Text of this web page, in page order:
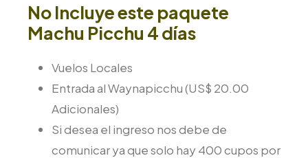
No Incluye este paquete
Machu Picchu 4 días
Vuelos Locales
Entrada al Waynapicchu (US$ 20.00
Adicionales)
Si desea el ingreso nos debe de
comunicar ya que solo hay 400 cupos por